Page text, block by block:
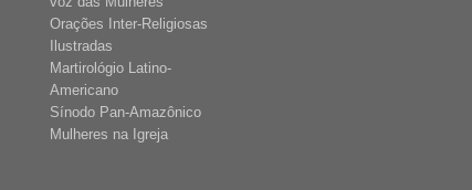
Orações Inter-Religiosas
Ilustradas
Martirológio Latino-
Americano
Sínodo Pan-Amazônico
Mulheres na Igreja